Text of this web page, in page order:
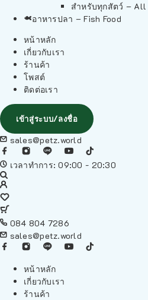
สำหรับทุกสัตว์ – All
อาหารปลา – Fish Food
หน้าหลัก
เกี่ยวกับเรา
ร้านค้า
โพสต์
ติดต่อเรา
เข้าสู่ระบบ/ลงชื่อ
sales@petz.world
เวลาทำการ: 09:00 - 20:30
084 804 7286
sales@petz.world
หน้าหลัก
เกี่ยวกับเรา
ร้านค้า